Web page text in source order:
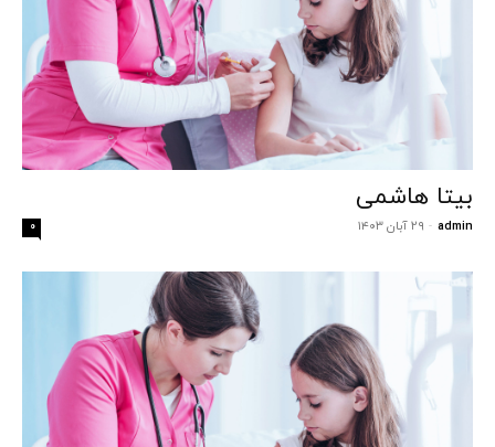
بیتا هاشمی
admin
- ۲۹ آبان ۱۴۰۳ ۰